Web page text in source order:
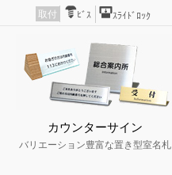
取付 ﾋﾞｽ ｽﾗｲﾄﾞﾛｯｸ
カウンターサイン
バリエーション豊富な置き型室名札